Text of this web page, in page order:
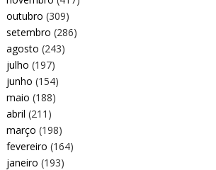
outubro (309)
setembro (286)
agosto (243)
julho (197)
junho (154)
maio (188)
abril (211)
março (198)
fevereiro (164)
janeiro (193)